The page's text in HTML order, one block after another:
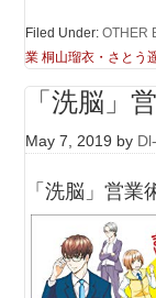
Filed Under:OTHER
業 桐山瑠衣・さとう
「洗脳」
May 7, 2019 by
「洗脳」営